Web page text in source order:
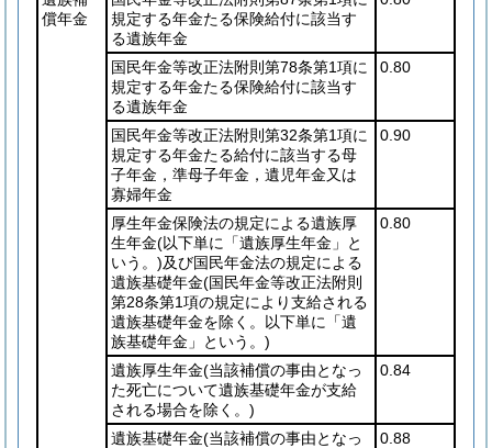
償年金
規定する年金たる保険給付に該当す
る遺族年金
国民年金等改正法附則第78条第1項に
規定する年金たる保険給付に該当す
る遺族年金
0.80
国民年金等改正法附則第32条第1項に
規定する年金たる給付に該当する母
子年金，準母子年金，遺児年金又は
寡婦年金
0.90
厚生年金保険法の規定による遺族厚
生年金(以下単に「遺族厚生年金」と
いう。)及び国民年金法の規定による
遺族基礎年金(国民年金等改正法附則
第28条第1項の規定により支給される
遺族基礎年金を除く。以下単に「遺
族基礎年金」という。)
0.80
遺族厚生年金(当該補償の事由となっ
た死亡について遺族基礎年金が支給
される場合を除く。)
0.84
遺族基礎年金(当該補償の事由となっ
0.88